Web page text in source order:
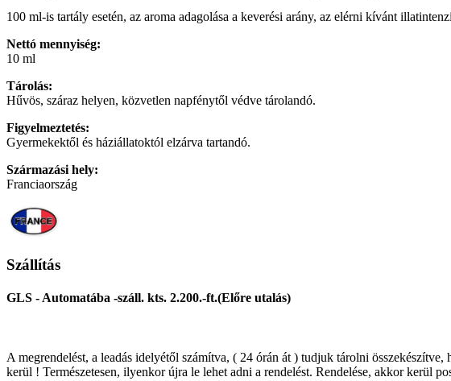
100 ml-is tartály esetén, az aroma adagolása a keverési arány, az elérni kívánt
Nettó mennyiség:
10 ml
Tárolás:
Hűvös, száraz helyen, közvetlen napfénytől védve tárolandó.
Figyelmeztetés:
Gyermekektől és háziállatoktól elzárva tartandó.
Származási hely:
Franciaország
Szállítás
GLS - Automatába -száll. kts. 2.200.-ft.(Előre utalás)
A megrendelést, a leadás idelyétől számítva, ( 24 órán át ) tudjuk tárolni
kerül ! Természetesen, ilyenkor újra le lehet adni a rendelést. Rendelése, akkor kerül